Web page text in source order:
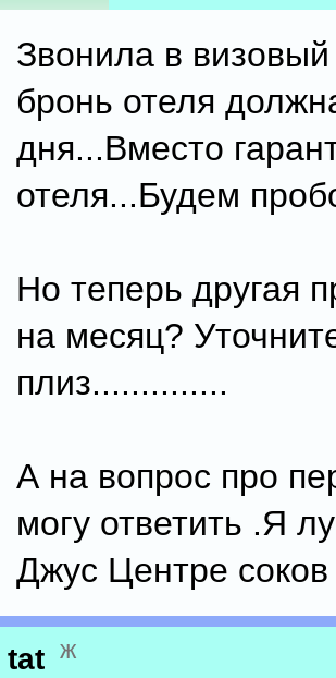
Звонила в
бронь отеля
дня...Вместо
отеля...Будем
Но теперь другая
на месяц?
плиз..............
А на вопрос про
могу ответить .Я
Джус Центре
tat ж